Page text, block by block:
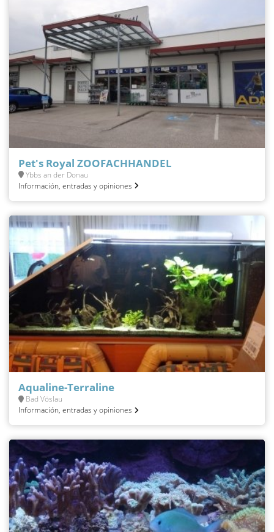
Pet's Royal ZOOFACHHANDEL
Ybbs an der Donau
Información, entradas y opiniones
Aqualine-Terraline
Bad Vöslau
Información, entradas y opiniones